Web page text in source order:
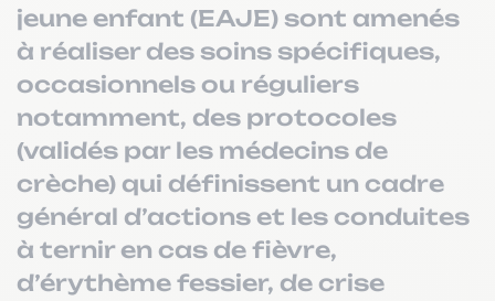
jeune enfant (EAJE) sont amenés
à réaliser des soins spécifiques,
occasionnels ou réguliers
notamment, des protocoles
(validés par les médecins de
crèche) qui définissent un cadre
général d’actions et les conduites
à ternir en cas de fièvre,
d’érythème fessier, de crise